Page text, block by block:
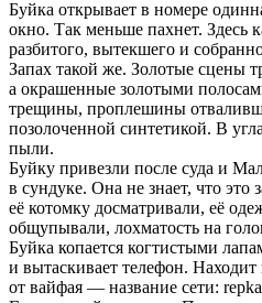
Буйка открывает в номере
окно. Так меньше пахнет. Здесь
разбитого, вытекшего и
Запах такой же. Золотые сцены
а окрашенные золотыми
трещины, проплешины
позолоченной синтетикой. В
пыли.
Буйку привезли после суда и
в сундуке. Она не знает, что это
её котомку досматривали, её
общупывали, лохматость на
Буйка копается когтистыми
и вытаскивает телефон. Находит
от вайфая — название сети: